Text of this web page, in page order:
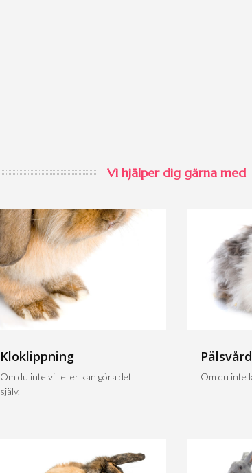
Vi hjälper dig gärna med
Kloklippning
Om du inte vill eller kan göra det
själv.
Pälsvård
Om du inte